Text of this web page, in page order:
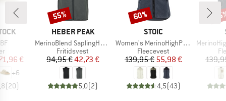
pris
€
+6
(20)
MÆRKE
HEBER PEAK
Artikel
MerinoBlend SaplingHe. II Vest
Produktgruppe
Fritidsvest
Pris
94,95 €Nedsat pris
42,73 €
5,0(2)
Rabat
55%
MÆRKE
STOIC
Artikel
Women's MerinoHighPile357 VallsboSt. Vest
Produktgruppe
Fleecevest
Pris
139,95 €Nedsat pris
55,98 €
4,5(43)
Rabat
60%
Artikel